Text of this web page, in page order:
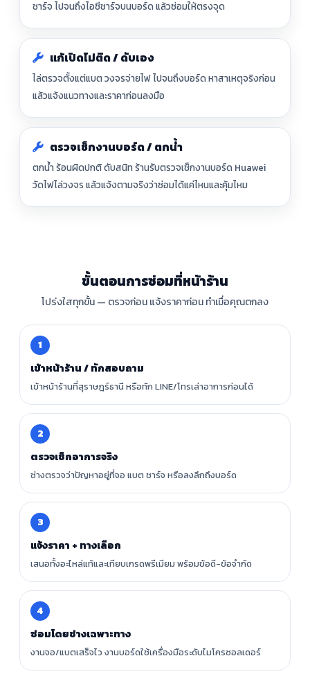
ชาร์จ ไปจนถึงไอซีชาร์จบนบอร์ด แล้วซ่อมให้ตรงจุด
แก้เปิดไม่ติด / ดับเอง
ไล่ตรวจตั้งแต่แบต วงจรจ่ายไฟ ไปจนถึงบอร์ด หาสาเหตุจริงก่อน
แล้วแจ้งแนวทางและราคาก่อนลงมือ
ตรวจเช็กงานบอร์ด / ตกน้ำ
ตกน้ำ ร้อนผิดปกติ ดับสนิท ร้านรับตรวจเช็กงานบอร์ด Huawei
วัดไฟไล่วงจร แล้วแจ้งตามจริงว่าซ่อมได้แค่ไหนและคุ้มไหม
ขั้นตอนการซ่อมที่หน้าร้าน
โปร่งใสทุกขั้น — ตรวจก่อน แจ้งราคาก่อน ทำเมื่อคุณตกลง
1
เข้าหน้าร้าน / ทักสอบถาม
เข้าหน้าร้านที่สุราษฎร์ธานี หรือทัก LINE/โทรเล่าอาการก่อนได้
2
ตรวจเช็กอาการจริง
ช่างตรวจว่าปัญหาอยู่ที่จอ แบต ชาร์จ หรือลงลึกถึงบอร์ด
3
แจ้งราคา + ทางเลือก
เสนอทั้งอะไหล่แท้และเทียบเกรดพรีเมียม พร้อมข้อดี-ข้อจำกัด
4
ซ่อมโดยช่างเฉพาะทาง
งานจอ/แบตเสร็จไว งานบอร์ดใช้เครื่องมือระดับไมโครซอลเดอร์